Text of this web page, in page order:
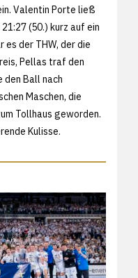
Valentin Porte ließ
(50.) kurz auf ein
der THW, der die
Pellas traf den
den Ball nach
Maschen, die
Tollhaus geworden.
Kulisse.